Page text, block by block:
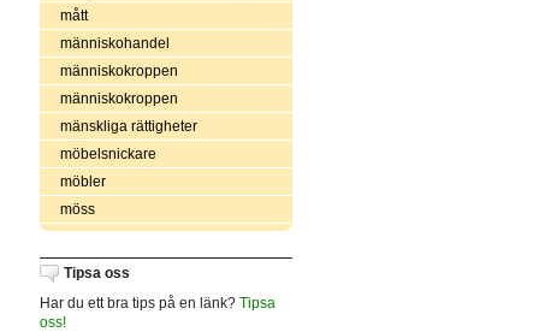
mått
människohandel
människokroppen
människokroppen
mänskliga rättigheter
möbelsnickare
möbler
möss
Tipsa oss
Har du ett bra tips på en länk? Tipsa
oss!